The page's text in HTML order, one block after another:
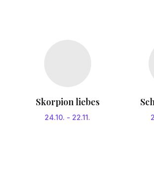
Skorpion liebes
24.10. - 22.11.